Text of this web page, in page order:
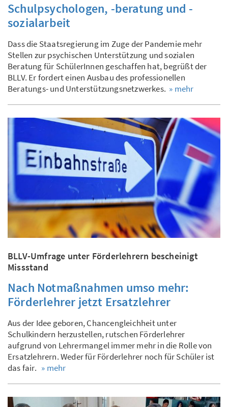
Schulpsychologen, -beratung und -
sozialarbeit
Dass die Staatsregierung im Zuge der Pandemie mehr
Stellen zur psychischen Unterstützung und sozialen
Beratung für SchülerInnen geschaffen hat, begrüßt der
BLLV. Er fordert einen Ausbau des professionellen
Beratungs- und Unterstützungsnetzwerkes. » mehr
BLLV-Umfrage unter Förderlehrern bescheinigt
Missstand
Nach Notmaßnahmen umso mehr:
Förderlehrer jetzt Ersatzlehrer
Aus der Idee geboren, Chancengleichheit unter
Schulkindern herzustellen, rutschen Förderlehrer
aufgrund von Lehrermangel immer mehr in die Rolle von
Ersatzlehrern. Weder für Förderlehrer noch für Schüler ist
das fair. » mehr